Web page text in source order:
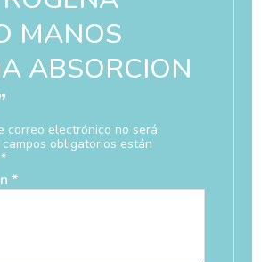
MANOS
ABSORCION
correo electrónico no será
campos obligatorios están
*
*